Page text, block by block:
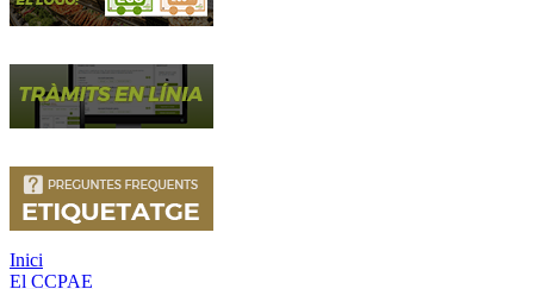
Inici
El CCPAE